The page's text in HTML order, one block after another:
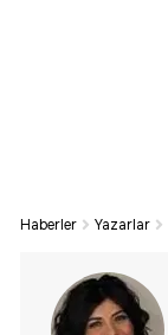
Haberler Yazarlar